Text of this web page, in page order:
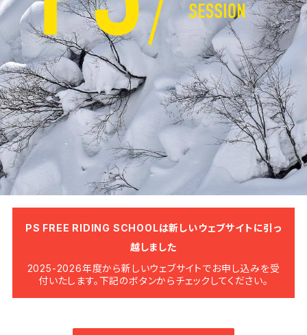
PS FREE RIDING SCHOOLは新しいウェブサイトに引っ
越しました
2025-2026年度から新しいウェブサイトでお申し込みを受
付いたします。下記のボタンからチェックしてください。